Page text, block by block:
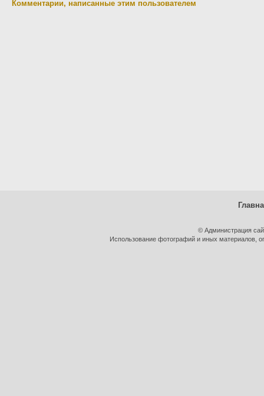
Комментарии, написанные этим пользователем
© Администрация
Использование фотографий и иных материалов,